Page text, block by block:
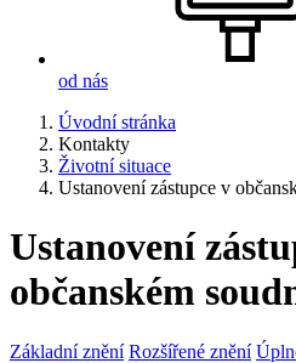
od nás
Úvodní stránka
Kontakty
Životní situace
Ustanovení zástupce v
Ustanovení
občanském
Základní znění Rozšířené znění